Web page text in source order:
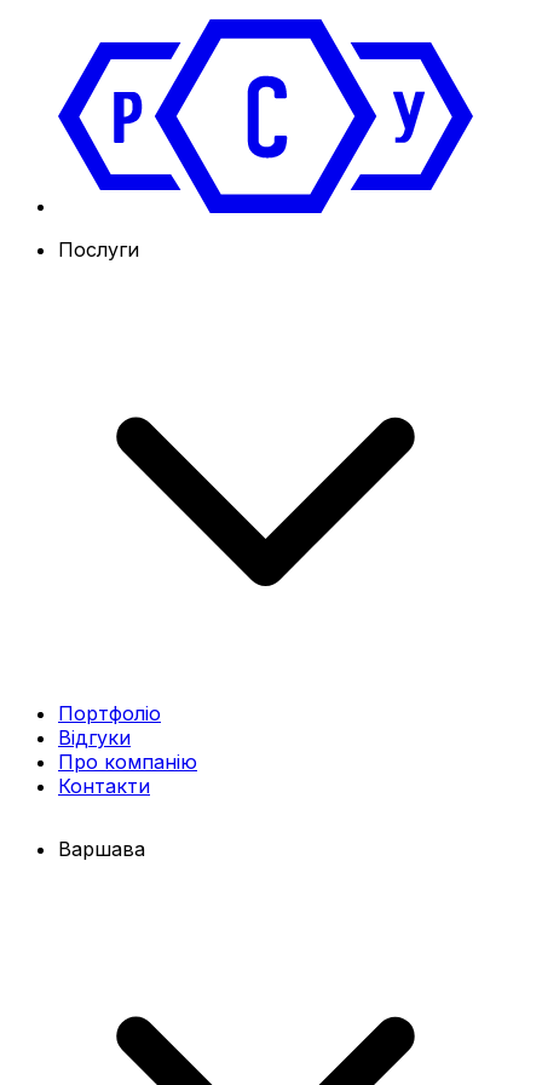
Послуги
Портфоліо
Відгуки
Про компанію
Контакти
Варшава